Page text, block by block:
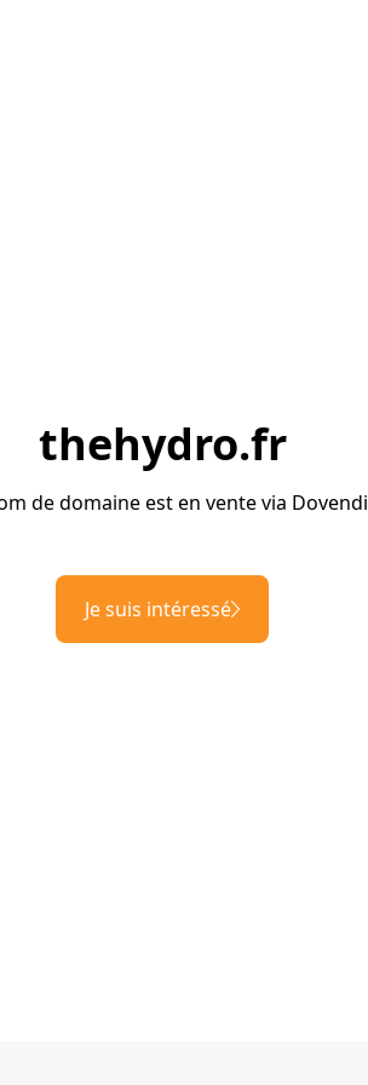
thehydro.fr
de domaine est en vente via Dovendi
Je suis intéressé